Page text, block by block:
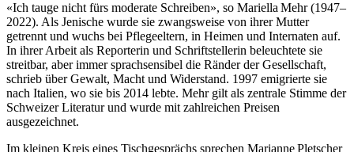
«Ich tauge nicht fürs moderate Schreiben», so Mariella Mehr (1947–
2022). Als Jenische wurde sie zwangsweise von ihrer Mutter
getrennt und wuchs bei Pflegeeltern, in Heimen und Internaten auf.
In ihrer Arbeit als Reporterin und Schriftstellerin beleuchtete sie
streitbar, aber immer sprachsensibel die Ränder der Gesellschaft,
schrieb über Gewalt, Macht und Widerstand. 1997 emigrierte sie
nach Italien, wo sie bis 2014 lebte. Mehr gilt als zentrale Stimme der
Schweizer Literatur und wurde mit zahlreichen Preisen
ausgezeichnet.
Im kleinen Kreis eines Tischgesprächs sprechen Marianne Pletscher